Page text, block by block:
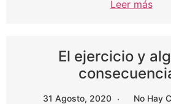
Leer más
El ejercicio y
31 Agosto, 2020 No Hay